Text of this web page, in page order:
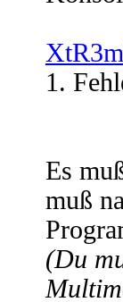
1.
Es
muß
(Du